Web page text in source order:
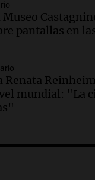
las
de tránsito
las
de tránsito
2026
en el Cerro
Museo
pantallas en
Renata
mundial: "La